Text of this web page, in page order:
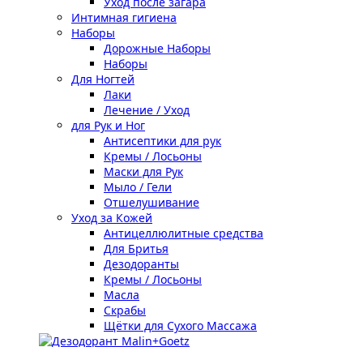
Интимная гигиена
Наборы
Дорожные Наборы
Наборы
Для Ногтей
Лаки
Лечение / Уход
для Рук и Ног
Антисептики для рук
Кремы / Лосьоны
Маски для Рук
Мыло / Гели
Отшелушивание
Уход за Кожей
Антицеллюлитные средства
Для Бритья
Дезодоранты
Кремы / Лосьоны
Масла
Скрабы
Щётки для Сухого Массажа